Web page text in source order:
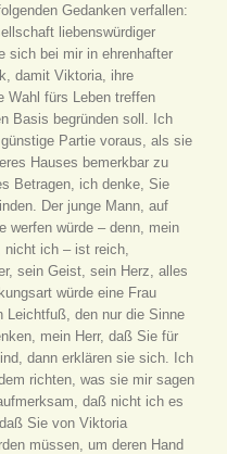
Gedanken verfallen:
liebenswürdiger
sich bei mir in ehrenhafter
damit Viktoria, ihre
Wahl fürs Leben treffen
Basis begründen soll. Ich
Partie voraus, als sie
Hauses bemerkbar zu
Betragen, ich denke, Sie
Der junge Mann, auf
werfen würde – denn, mein
ich – ist reich,
sein Geist, sein Herz, alles
würde eine Frau
den nur die Sinne
mein Herr, daß Sie für
dann erklären sie sich. Ich
richten, was sie mir sagen
daß nicht ich es
Sie von Viktoria
müssen, um deren Hand